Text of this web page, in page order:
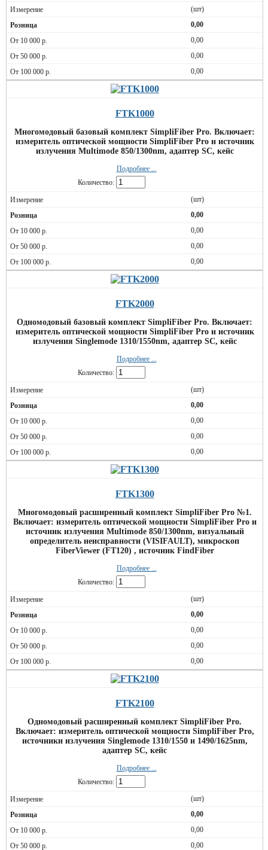
(шт)
0,00
0,00
0,00
0,00
FTK1000
Многомодовый базовый комплект SimpliFiber Pro. Включает:
измеритель оптической мощности SimpliFiber Pro и источник
излучения Multimode 850/1300nm, адаптер SC, кейс
Подробнее ...
Количество:
(шт)
0,00
0,00
0,00
0,00
FTK2000
Одномодовый базовый комплект SimpliFiber Pro. Включает:
измеритель оптической мощности SimpliFiber Pro и источник
излучения Singlemode 1310/1550nm, адаптер SC, кейс
Подробнее ...
Количество:
(шт)
0,00
0,00
0,00
0,00
FTK1300
Многомодовый расширенный комплект SimpliFiber Pro №1.
Включает: измеритель оптической мощности SimpliFiber Pro и
источник излучения Multimode 850/1300nm, визуальный
определитель неисправности (VISIFAULT), микроскоп
FiberViewer (FT120) , источник FindFiber
Подробнее ...
Количество:
(шт)
0,00
0,00
0,00
0,00
FTK2100
Одномодовый расширенный комплект SimpliFiber Pro.
Включает: измеритель оптической мощности SimpliFiber Pro,
источники излучения Singlemode 1310/1550 и 1490/1625nm,
адаптер SC, кейс
Подробнее ...
Количество:
(шт)
0,00
0,00
0,00